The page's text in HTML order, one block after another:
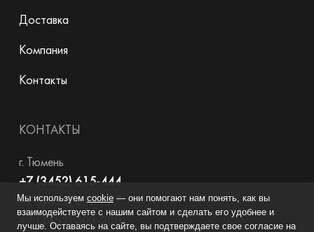
Доставка
Компания
Контакты
КОНТАКТЫ
г. Тюмень
+7 (3452) 615-444
+7 (3452) 615-777
+7 (3452) 603-308
Мы используем cookie — они помогают нам понять, как вы
взаимодействуете с нашим сайтом и сделать его удобнее и
лучше. Оставаясь на сайте, вы подтверждаете свое согласие на